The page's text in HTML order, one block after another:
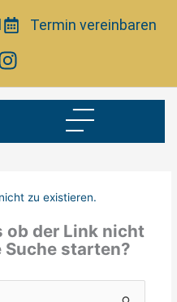
Termin vereinbaren
zu existieren.
ob der Link nicht
starten?